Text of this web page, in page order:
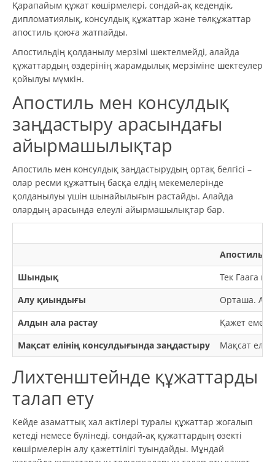
Қарапайым құжат көшірмелері, сондай-ақ кедендік,
дипломатиялық, консулдық құжаттар және төлқұжаттар
апостиль қоюға жатпайды.
Апостильдің қолданылу мерзімі шектелмейді, алайда
құжаттардың өздерінің жарамдылық мерзіміне шектеулер
қойылуы мүмкін.
Апостиль мен консулдық
заңдастыру арасындағы
айырмашылықтар
Апостиль мен консулдық заңдастырудың ортақ белгісі –
олар ресми құжаттың басқа елдің мекемелерінде
қолданылуы үшін шынайылығын растайды. Алайда
олардың арасында елеулі айырмашылықтар бар.
Апостиль
Шындық
Тек Гаага
Алу қиындығы
Орташа.
Алдын ала растау
Қажет емес.
Мақсат елінің консулдығында заңдастыру
Мақсат
Лихтенштейнде құжаттарды
талап ету
Кейде азаматтық хал актілері туралы құжаттар жоғалып
кетеді немесе бүлінеді, сондай-ақ құжаттардың өзекті
көшірмелерін алу қажеттілігі туындайды. Мұндай